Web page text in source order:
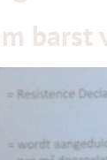
barst